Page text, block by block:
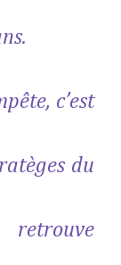
c’est
du